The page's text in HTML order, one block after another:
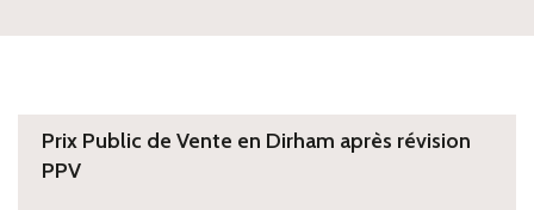
Prix Public de Vente en Dirham après révision
PPV